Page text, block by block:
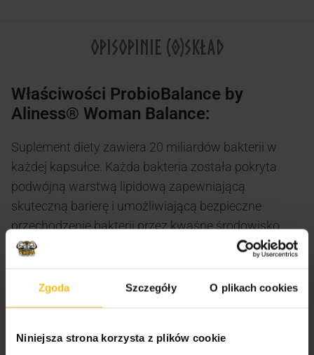
Zgoda Szczegóły O plikach cookies
Niniejsza strona korzysta z plików cookie
OPISOPINIE (0)SKŁAD
Właściwości ProbioBalance by
Aliness® Woman Balance:
Suplement diety zawiera 20 miliardów bakterii w
każdej kapsułce. Każda bakteria została pokryta
podwójną warstwą lipidową zapewniającą
skuteczną barierę i umożliwiającą bezpieczne
przechodzenie bakterii przez kwaśne środowisko
żołądka, aby dotrzeć do jelit w stanie nienaruszonym,
Dawkowanie: